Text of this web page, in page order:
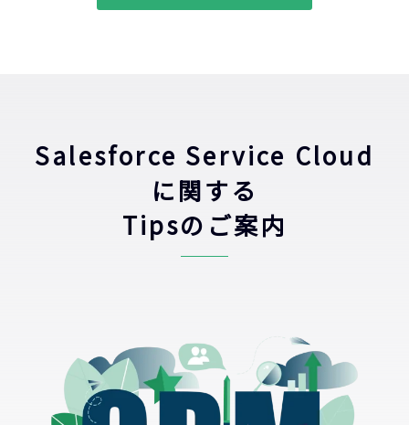
Salesforce Service Cloud
に関する
Tipsのご案内